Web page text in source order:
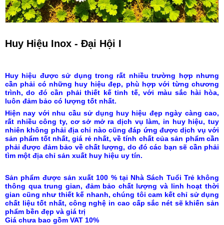
Huy Hiệu Inox - Đại Hội I
Huy hiệu được sử dụng trong rất nhiều trường hợp nhưng
cần phải có những huy hiệu đẹp, phù hợp với từng chương
trình, do đó cần phải thiết kế tinh tế, với màu sắc hài hòa,
luôn đảm bảo có lượng tốt nhất.
Hiện nay với nhu cầu sử dụng huy hiệu đẹp ngày càng cao,
rất nhiều công ty, cơ sở mở ra dịch vụ làm, in huy hiệu, tuy
nhiên không phải địa chỉ nào cũng đáp ứng được dịch vụ với
sản phẩm tốt nhất, giá rẻ nhất, về tính chất của sản phẩm cần
phải được đảm bảo về chất lượng, do đó các bạn sẽ cần phải
tìm một địa chỉ sản xuất huy hiệu uy tín.
Sản phẩm được sản xuất 100 % tại Nhà Sách Tuổi Trẻ không
thông qua trung gian, đảm bảo chất lượng và linh hoạt thời
gian cũng như thiết kế nhanh, chúng tôi cam kết chỉ sử dụng
chất liệu tốt nhất, công nghệ in cao cấp sắc nét sẽ khiến sản
phẩm bền đẹp và giá trị
Giá chưa bao gồm VAT 10%